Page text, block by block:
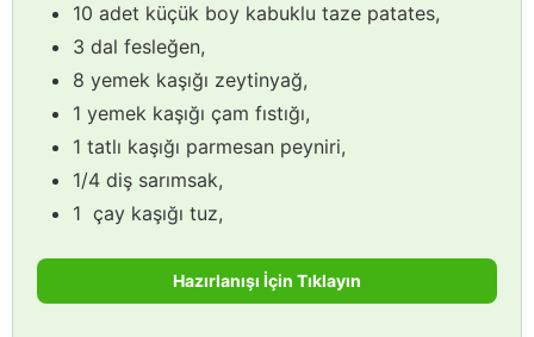
10 adet küçük boy kabuklu taze patates,
3 dal fesleğen,
8 yemek kaşığı zeytinyağ,
1 yemek kaşığı çam fıstığı,
1 tatlı kaşığı parmesan peyniri,
1/4 diş sarımsak,
1 çay kaşığı tuz,
Hazırlanışı İçin Tıklayın